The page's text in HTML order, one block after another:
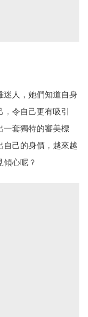
迷人，她們知道自身
，令自己更有吸引
一套獨特的審美標
自己的身價，越來越
傾心呢？